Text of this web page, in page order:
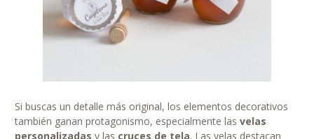
Si buscas un detalle más original, los elementos decorativos
también ganan protagonismo, especialmente lasvelas
personalizadas y las cruces de tela. Las velas destacan